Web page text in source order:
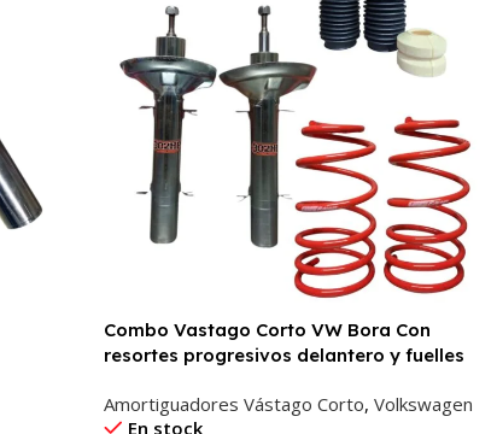
Combo Vastago Corto VW Bora Con
resortes progresivos delantero y fuelles
Amortiguadores Vástago Corto, Volkswagen
En stock